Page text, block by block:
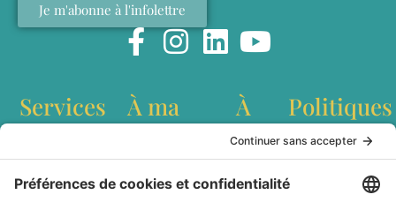
Je m'abonne à l'infolettre
Services
interculturelles
Ateliers de
À ma
Recettes
Baladodiffusion
À
propos
Qui est
Marianne
Politiques
Politique de
confidentialité
Conditions